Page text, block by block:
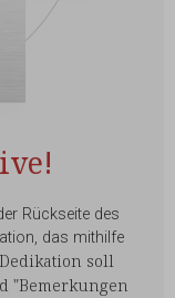
Rückseite des
das mithilfe
soll
"Bemerkungen